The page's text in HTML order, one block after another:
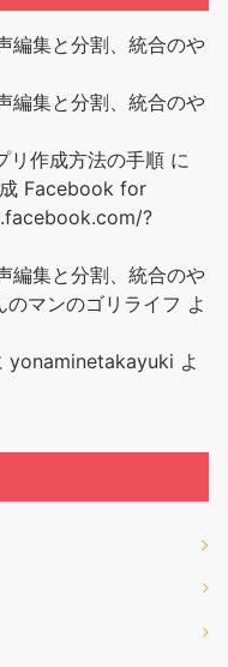
編集と分割、統合のや
編集と分割、統合のや
リ作成方法の手順 に
Facebook for
?
編集と分割、統合のや
マンのゴリライフ よ
yonaminetakayuki よ